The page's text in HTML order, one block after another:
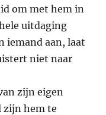
om met hem in
uitdaging
iemand aan, laat
niet naar
zijn eigen
zijn hem te